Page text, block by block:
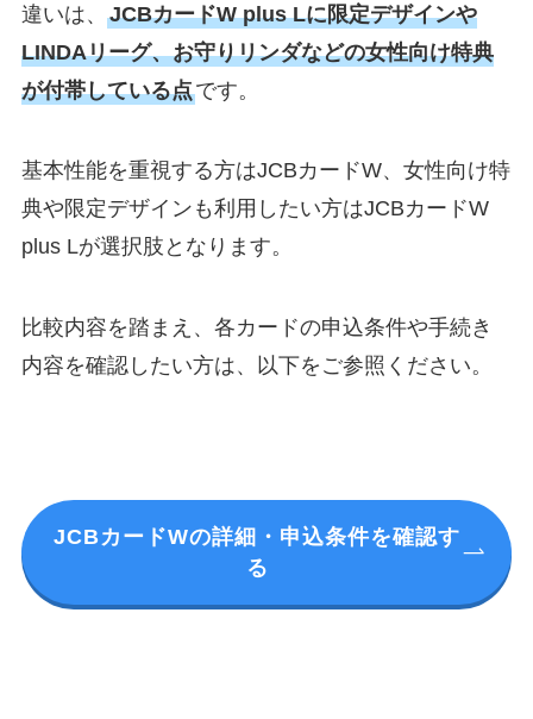
違いは、 JCBカードW plus Lに限定デザインや
LINDAリーグ、お守りリンダなどの女性向け特典
が付帯している点です。
基本性能を重視する方はJCBカードW、女性向け特
典や限定デザインも利用したい方はJCBカードW
plus Lが選択肢となります。
比較内容を踏まえ、各カードの申込条件や手続き
内容を確認したい方は、以下をご参照ください。
JCBカードWの詳細・申込条件を確認す
る